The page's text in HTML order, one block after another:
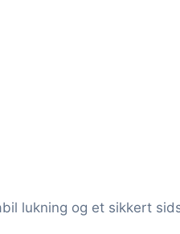
lukning og et sikkert